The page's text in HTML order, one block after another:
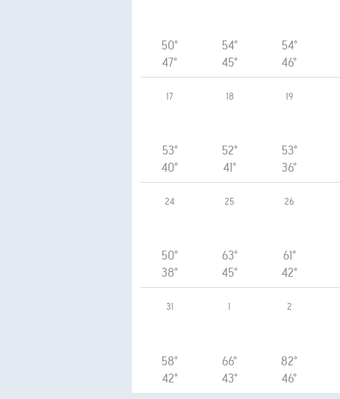
50°
47°
54°
45°
54°
46°
17
53°
40°
18
52°
41°
19
53°
36°
24
50°
38°
25
63°
45°
26
61°
42°
31
58°
42°
1
66°
43°
2
82°
46°